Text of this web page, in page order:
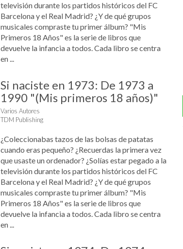
televisión durante los partidos históricos del FC
Barcelona y el Real Madrid? ¿Y de qué grupos
musicales compraste tu primer álbum? "Mis
Primeros 18 Años" es la serie de libros que
devuelve la infancia a todos. Cada libro se centra
en ...
Si naciste en 1973: De 1973 a
1990 "(Mis primeros 18 años)"
Varios Autores
TDM Publishing
¿Coleccionabas tazos de las bolsas de patatas
cuando eras pequeño? ¿Recuerdas la primera vez
que usaste un ordenador? ¿Solías estar pegado a la
televisión durante los partidos históricos del FC
Barcelona y el Real Madrid? ¿Y de qué grupos
musicales compraste tu primer álbum? "Mis
Primeros 18 Años" es la serie de libros que
devuelve la infancia a todos. Cada libro se centra
en ...